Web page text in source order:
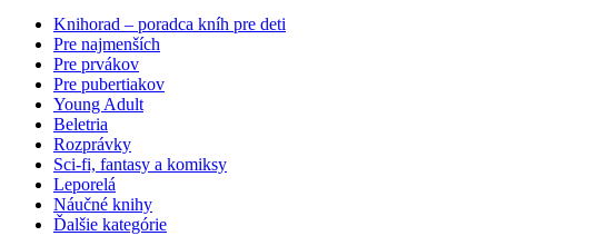
Knihorad – poradca kníh pre deti
Pre najmenších
Pre prvákov
Pre pubertiakov
Young Adult
Beletria
Rozprávky
Sci-fi, fantasy a komiksy
Leporelá
Náučné knihy
Ďalšie kategórie